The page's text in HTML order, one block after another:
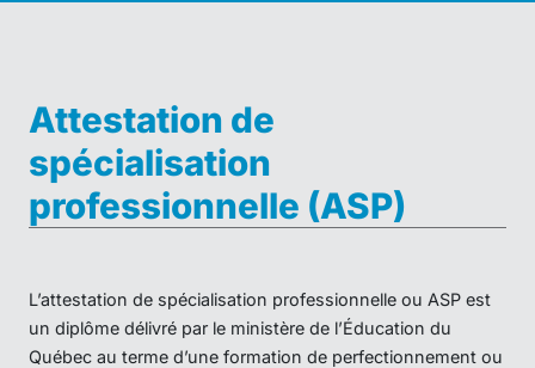
Attestation de
spécialisation
professionnelle (ASP)
L’attestation de spécialisation professionnelle ou ASP est
un diplôme délivré par le ministère de l’Éducation du
Québec au terme d’une formation de perfectionnement ou